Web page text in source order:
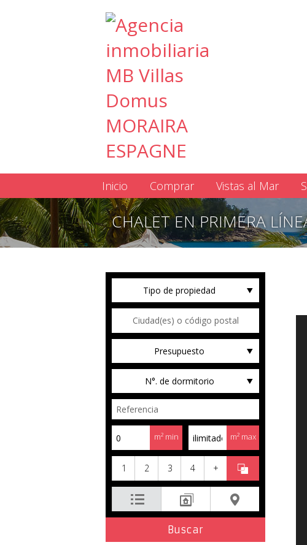
Inicio Comprar Vistas al Mar
CHALET EN PRIMERA
Tipo de propiedad
Presupuesto
N°. de dormitorio
m² min m² max
1 2 3 4 +